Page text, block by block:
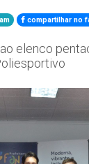
compartilhar no
elenco